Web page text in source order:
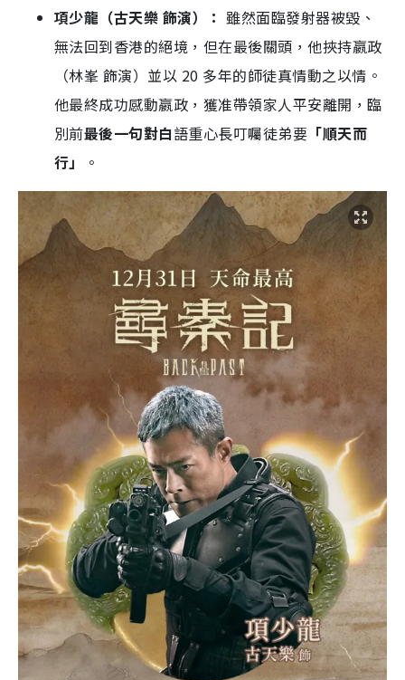
項少龍（古天樂 飾演）： 雖然面臨發射器被毀、
無法回到香港的絕境，但在最後關頭，他挾持嬴政
（林峯 飾演）並以 20 多年的師徒真情動之以情。
他最終成功感動嬴政，獲准帶領家人平安離開，臨
別前最後一句對白語重心長叮囑徒弟要 「順天而
行」
。